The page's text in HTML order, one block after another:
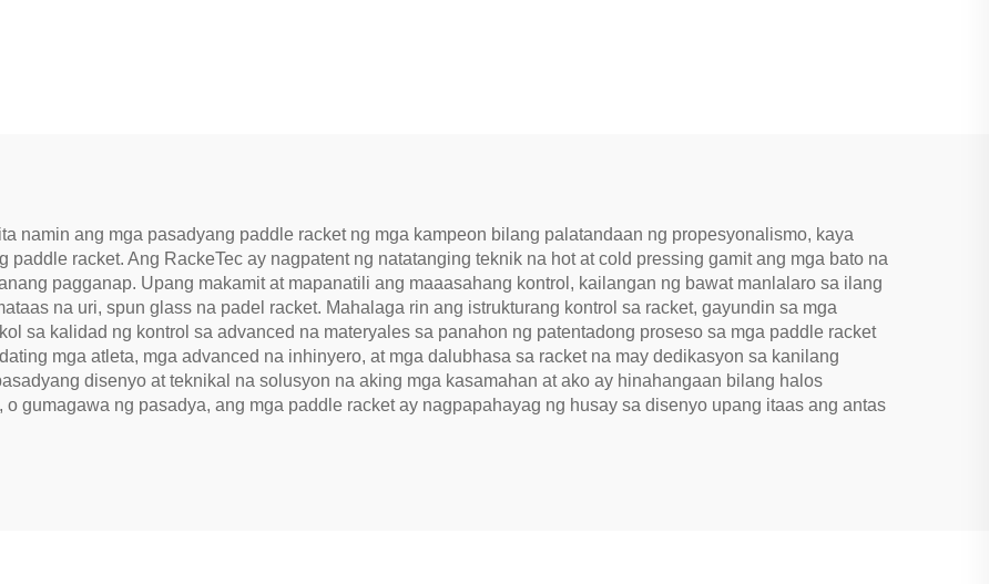
namin ang mga pasadyang paddle racket ng mga kampeon bilang palatandaan ng propesyonalismo, kaya
racket. Ang RackeTec ay nagpatent ng natatanging teknik na hot at cold pressing gamit ang mga bato na
pagganap. Upang makamit at mapanatili ang maaasahang kontrol, kailangan ng bawat manlalaro sa ilang
na uri, spun glass na padel racket. Mahalaga rin ang istrukturang kontrol sa racket, gayundin sa mga
sa kalidad ng kontrol sa advanced na materyales sa panahon ng patentadong proseso sa mga paddle racket
mga atleta, mga advanced na inhinyero, at mga dalubhasa sa racket na may dedikasyon sa kanilang
disenyo at teknikal na solusyon na aking mga kasamahan at ako ay hinahangaan bilang halos
gumagawa ng pasadya, ang mga paddle racket ay nagpapahayag ng husay sa disenyo upang itaas ang antas